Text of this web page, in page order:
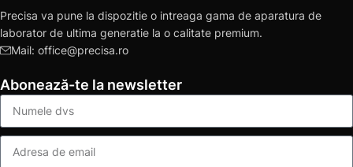
Precisa va pune la dispozitie o intreaga gama de aparatura de
laborator de ultima generatie la o calitate premium.
Mail: office@precisa.ro
Abonează-te la newsletter